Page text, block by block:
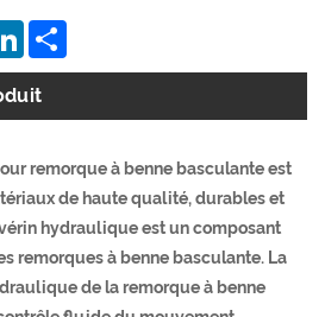
LinkedIn
remorque à benne basculante est
de haute qualité, durables et
hydraulique est un composant
remorques à benne basculante. La
de la remorque à benne